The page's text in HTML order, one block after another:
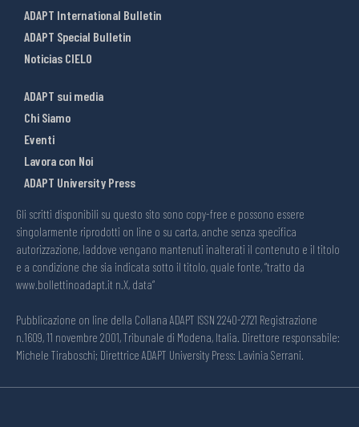
ADAPT International Bulletin
ADAPT Special Bulletin
Noticias CIELO
ADAPT sui media
Chi Siamo
Eventi
Lavora con Noi
ADAPT University Press
Gli scritti disponibili su questo sito sono copy-free e possono essere
singolarmente riprodotti on line o su carta, anche senza specifica
autorizzazione, laddove vengano mantenuti inalterati il contenuto e il titolo
e a condizione che sia indicata sotto il titolo, quale fonte, “tratto da
www.bollettinoadapt.it n.X, data“
Pubblicazione on line della Collana ADAPT ISSN 2240-2721 Registrazione
n.1609, 11 novembre 2001, Tribunale di Modena, Italia. Direttore responsabile:
Michele Tiraboschi; Direttrice ADAPT University Press: Lavinia Serrani.